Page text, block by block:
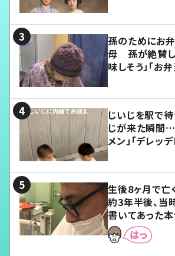
孫のためにお
母 孫が絶賛し
味しそう」「お
じいじを駅で
じが来た瞬間…
メン」「デレッ
生後8ヶ月で亡
約3年半後、当
書いてあった